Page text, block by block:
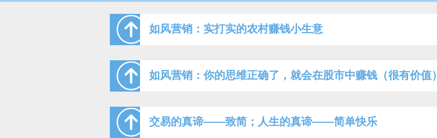
如风营销：实打实的农村赚钱小生意
如风营销：你的思维正确了，就会在股市中赚钱（很有价值）
交易的真谛——致简；人生的真谛——简单快乐